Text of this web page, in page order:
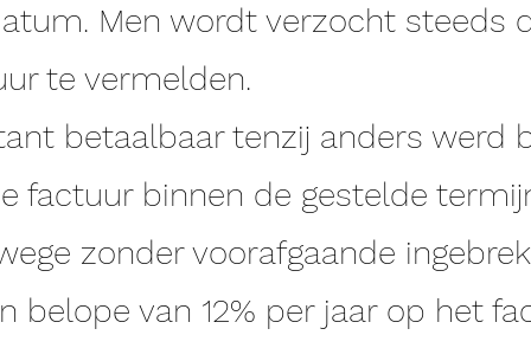
Men wordt verzocht steeds
te vermelden.
betaalbaar tenzij anders werd
factuur binnen de gestelde
zonder voorafgaande
belope van 12% per jaar op het